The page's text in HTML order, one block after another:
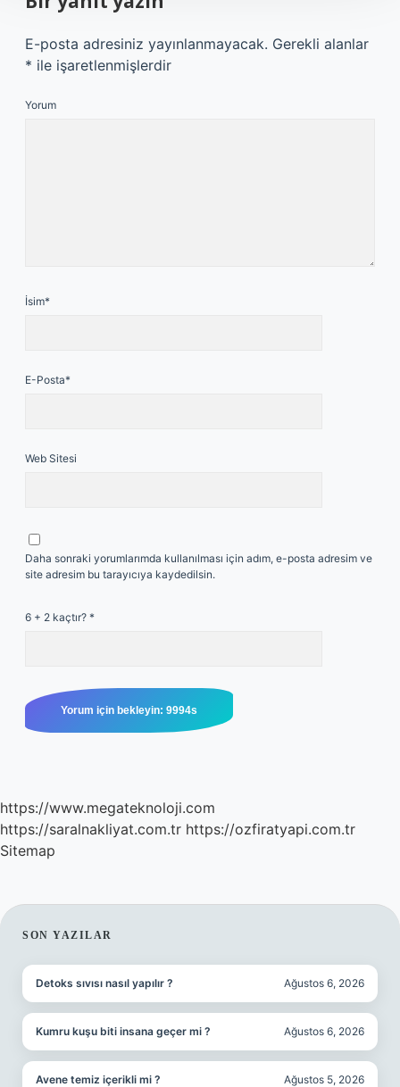
E-posta adresiniz yayınlanmayacak. Gerekli alanlar
* ile işaretlenmişlerdir
Yorum
İsim*
E-Posta*
Web Sitesi
Daha sonraki yorumlarımda kullanılması için adım, e-posta adresim ve
site adresim bu tarayıcıya kaydedilsin.
6 + 2 kaçtır? *
https://www.megateknoloji.com
https://saralnakliyat.com.tr https://ozfiratyapi.com.tr
Sitemap
SIDEBAR
SON YAZILAR
Detoks sıvısı nasıl yapılır ? Ağustos 6, 2026
Kumru kuşu biti insana geçer mi ? Ağustos 6, 2026
Avene temiz içerikli mi ? Ağustos 5, 2026